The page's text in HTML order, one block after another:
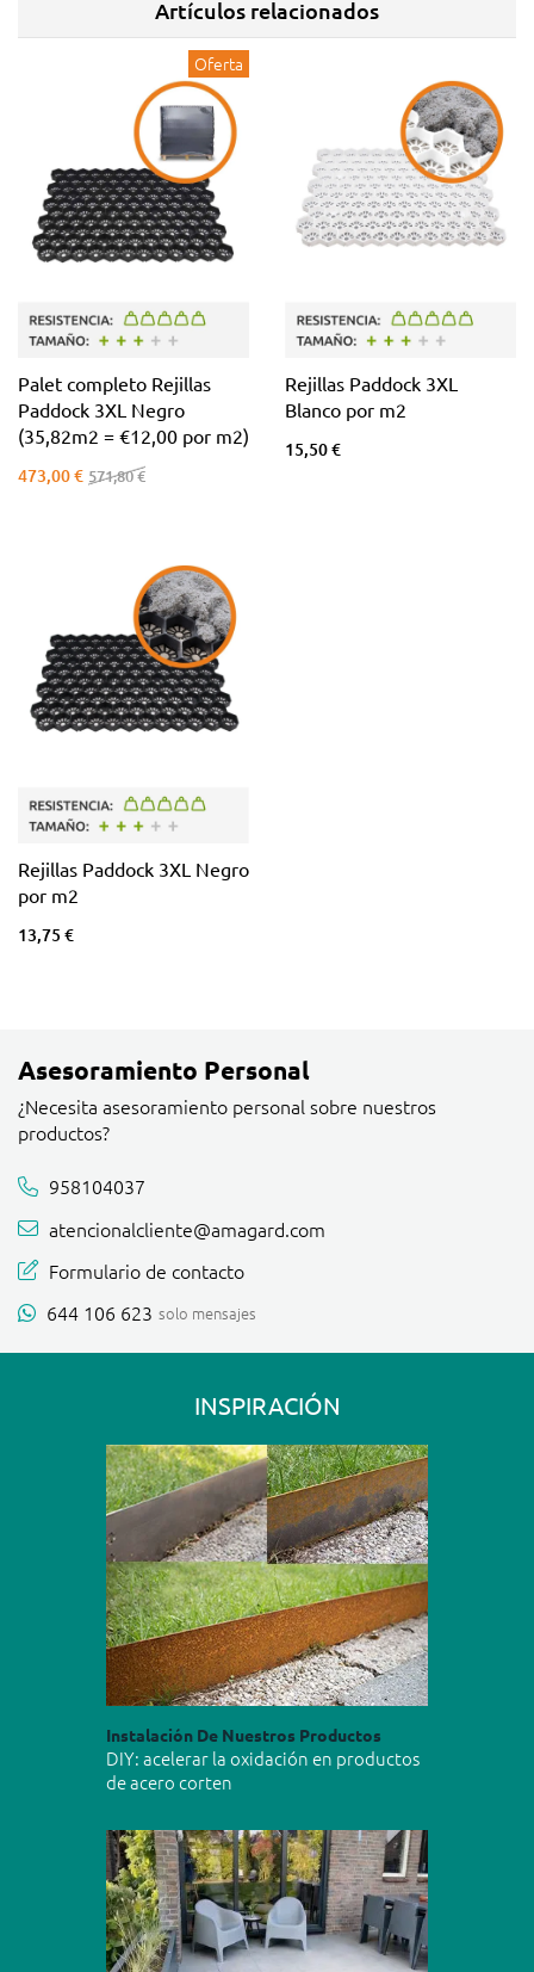
Artículos relacionados
Oferta
Palet completo Rejillas
Paddock 3XL Negro
(35,82m2 = €12,00 por m2)
473,00 € 571,80 €
Rejillas Paddock 3XL
Blanco por m2
15,50 €
Rejillas Paddock 3XL Negro
por m2
13,75 €
Asesoramiento Personal
¿Necesita asesoramiento personal sobre nuestros
productos?
958104037
atencionalcliente@amagard.com
Formulario de contacto
644 106 623 solo mensajes
INSPIRACIÓN
Instalación De Nuestros Productos
DIY: acelerar la oxidación en productos
de acero corten